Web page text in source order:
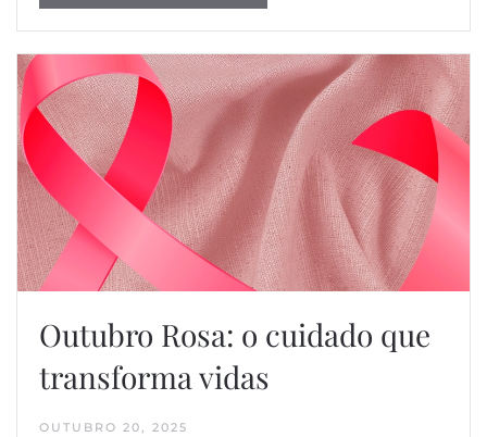
Outubro Rosa: o cuidado que
transforma vidas
OUTUBRO 20, 2025